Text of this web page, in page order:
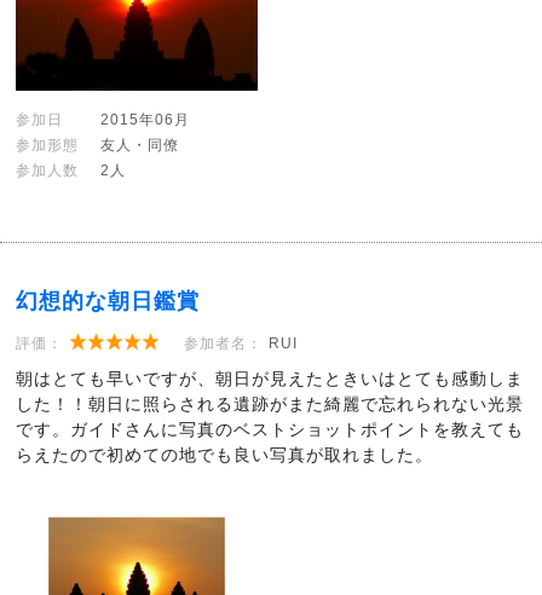
参加日
2015年06月
参加形態
友人・同僚
参加人数
2人
幻想的な朝日鑑賞
評価： 参加者名： RUI
朝はとても早いですが、朝日が見えたときいはとても感動しま
した！！朝日に照らされる遺跡がまた綺麗で忘れられない光景
です。ガイドさんに写真のベストショットポイントを教えても
らえたので初めての地でも良い写真が取れました。